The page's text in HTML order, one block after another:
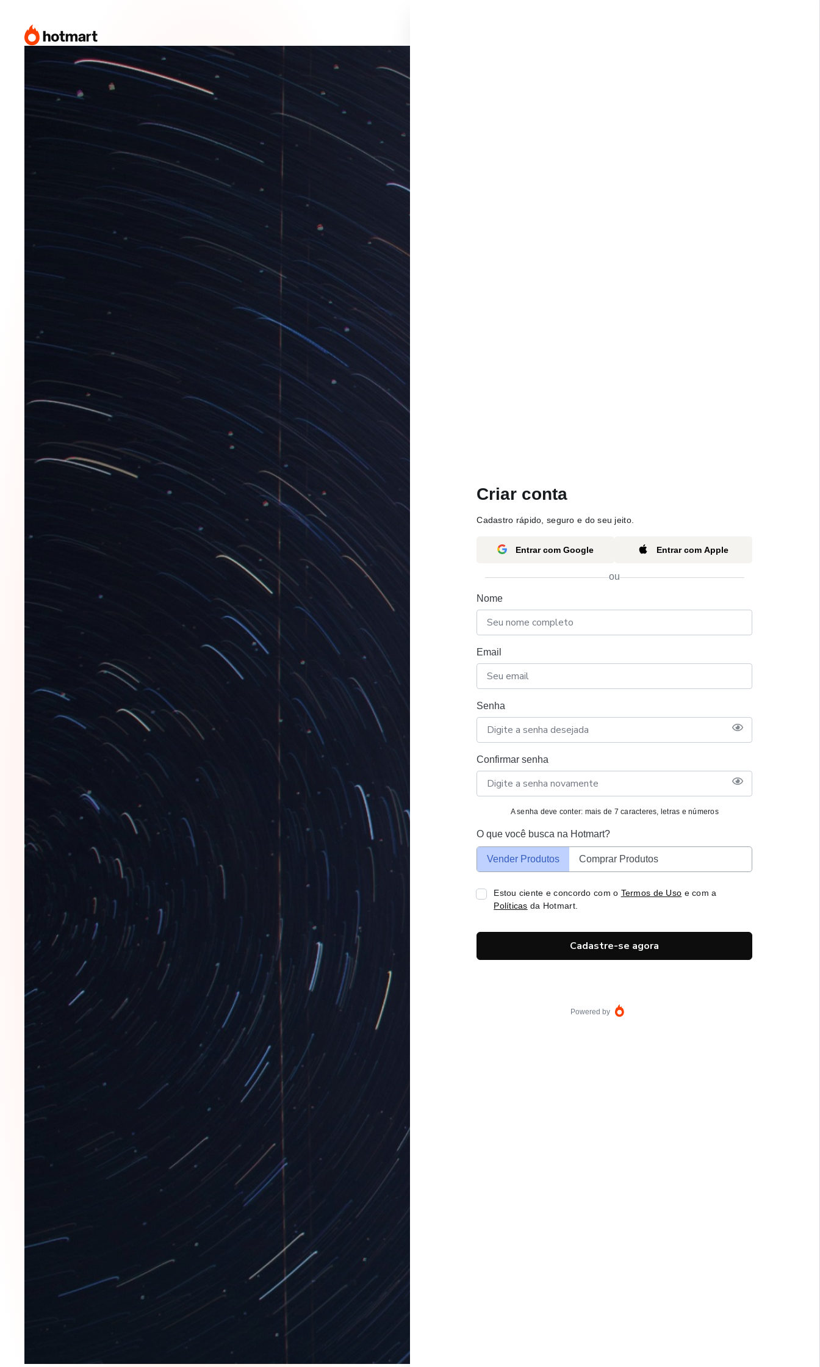
Criar conta
Cadastro rápido, seguro e do seu jeito.
Entrar com Google Entrar com Apple
ou
Nome
Email
Senha
Confirmar senha
A senha deve conter: mais de 7 caracteres, letras e números
O que você busca na Hotmart?
Vender Produtos Comprar Produtos
Estou ciente e concordo com o Termos de Uso e com a
Políticas da Hotmart.
Cadastre-se agora
Powered by